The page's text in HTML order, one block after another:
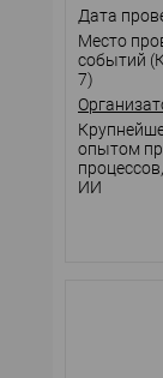
Дата
Место
событий
7)
опытом
ИИ